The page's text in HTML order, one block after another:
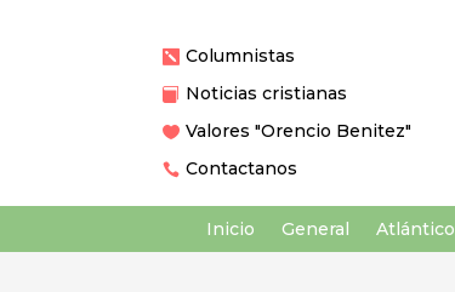
 Columnistas
 Noticias cristianas
 Valores "Orencio Benitez"
 Contactanos
Inicio General Atlántico